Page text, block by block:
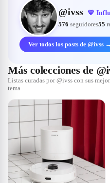
@ivss 💙
576 seguidores55
Ver todos los posts de @ivss →
Más colecciones de
Listas curadas por @ivss con sus
tema